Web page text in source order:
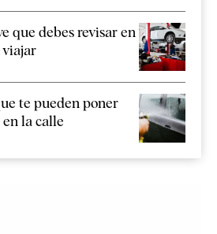
que debes revisar en
viajar
te pueden poner
la calle